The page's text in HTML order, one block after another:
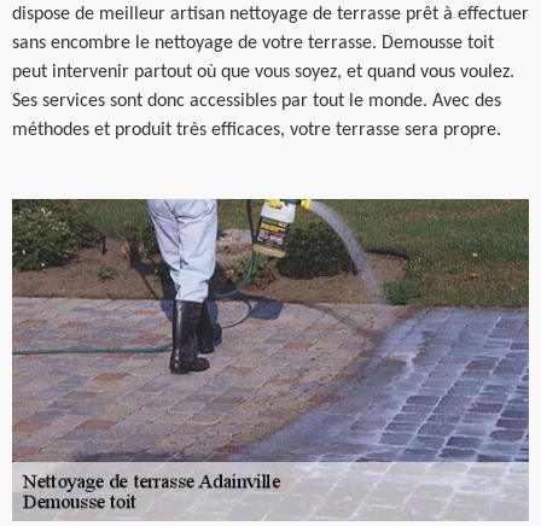
dispose de meilleur artisan nettoyage de terrasse prêt à effectuer
sans encombre le nettoyage de votre terrasse. Demousse toit
peut intervenir partout où que vous soyez, et quand vous voulez.
Ses services sont donc accessibles par tout le monde. Avec des
méthodes et produit très efficaces, votre terrasse sera propre.